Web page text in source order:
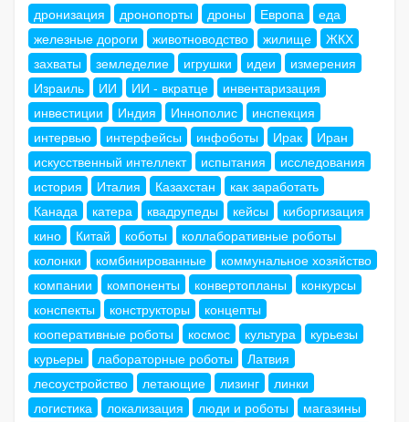
дронизация
дронопорты дроны Европа
еда
железные дороги
животноводство жилище
ЖКХ
захваты
земледелие игрушки идеи
измерения
Израиль
ИИ ИИ - вкратце
инвентаризация
инвестиции
Индия Иннополис
инспекция
интервью
интерфейсы инфоботы Ирак
Иран
искусственный интеллект
испытания
исследования
история
Италия Казахстан
как заработать
Канада
катера квадрупеды кейсы
киборгизация
кино
Китай коботы
коллаборативные роботы
колонки
комбинированные
коммунальное хозяйство
компании
компоненты конвертопланы
конкурсы
конспекты
конструкторы
концепты
кооперативные роботы
космос культура
курьезы
курьеры
лабораторные роботы
Латвия
лесоустройство
летающие лизинг
линки
логистика
локализация люди и роботы
магазины